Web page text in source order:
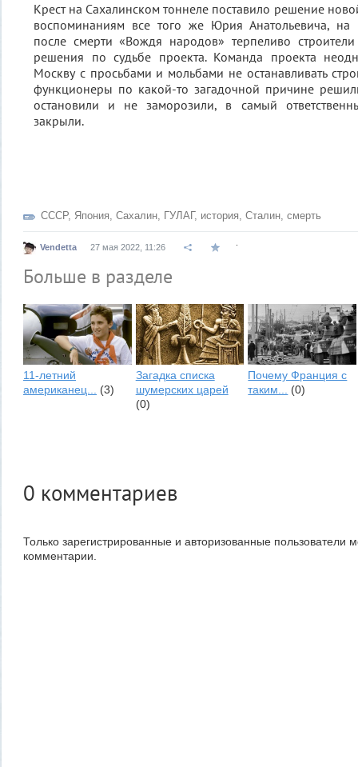
Крест на Сахалинском тоннеле поставило решение
воспоминаниям все того же Юрия Анатольевича,
после смерти «Вождя народов» терпеливо
решения по судьбе проекта. Команда проекта
Москву с просьбами и мольбами не останавливать
функционеры по какой-то загадочной причине
остановили и не заморозили, в самый
закрыли.
СССР, Япония, Сахалин, ГУЛАГ, история, Сталин, смерть
Vendetta 27 мая 2022, 11:26
Больше в разделе
11-летний
американец... (3)
Загадка списка
шумерских царей
(0)
Почему Франция с
таким... (0)
0 комментариев
Только зарегистрированные и авторизованные пользователи
комментарии.